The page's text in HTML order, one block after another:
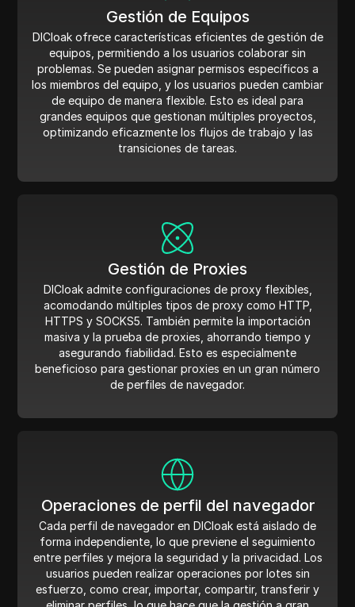
Gestión de Equipos
DICloak ofrece características eficientes de gestión de
equipos, permitiendo a los usuarios colaborar sin
problemas. Se pueden asignar permisos específicos a
los miembros del equipo, y los usuarios pueden cambiar
de equipo de manera flexible. Esto es ideal para
grandes equipos que gestionan múltiples proyectos,
optimizando eficazmente los flujos de trabajo y las
transiciones de tareas.
Gestión de Proxies
DICloak admite configuraciones de proxy flexibles,
acomodando múltiples tipos de proxy como HTTP,
HTTPS y SOCKS5. También permite la importación
masiva y la prueba de proxies, ahorrando tiempo y
asegurando fiabilidad. Esto es especialmente
beneficioso para gestionar proxies en un gran número
de perfiles de navegador.
Operaciones de perfil del navegador
Cada perfil de navegador en DICloak está aislado de
forma independiente, lo que previene el seguimiento
entre perfiles y mejora la seguridad y la privacidad. Los
usuarios pueden realizar operaciones por lotes sin
esfuerzo, como crear, importar, compartir, transferir y